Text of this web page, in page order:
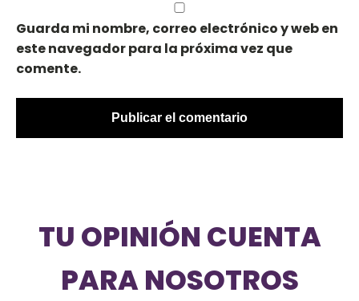
Guarda mi nombre, correo electrónico y web en
este navegador para la próxima vez que
comente.
TU OPINIÓN CUENTA
PARA NOSOTROS